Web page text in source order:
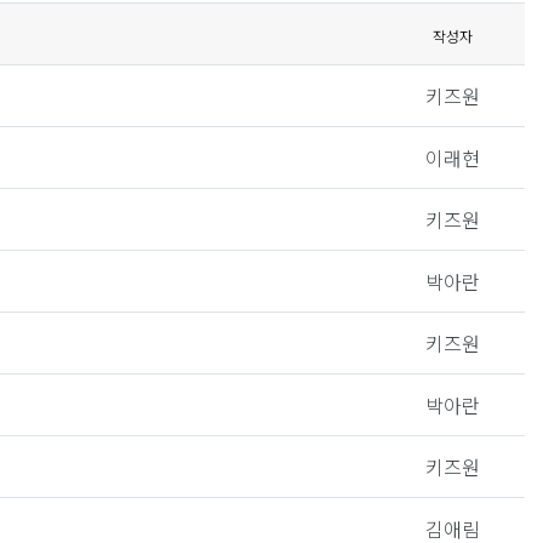
작성자
키즈원
이래현
키즈원
박아란
키즈원
박아란
키즈원
김애림